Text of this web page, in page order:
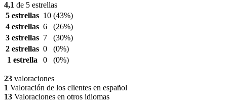
4,1 de 5 estrellas
5 estrellas 10 (43%)
4 estrellas 6
(26%)
3 estrellas 7
(30%)
2 estrellas 0
(0%)
1 estrella
0 (0%)
23 valoraciones
1 Valoración de los clientes en español
13 Valoraciones en otros idiomas